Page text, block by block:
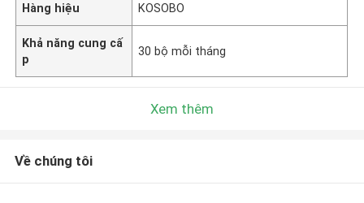
Hàng hiệu KOSOBO
Khả năng cung cấ
p
30 bộ mỗi tháng
Xem thêm
Về chúng tôi